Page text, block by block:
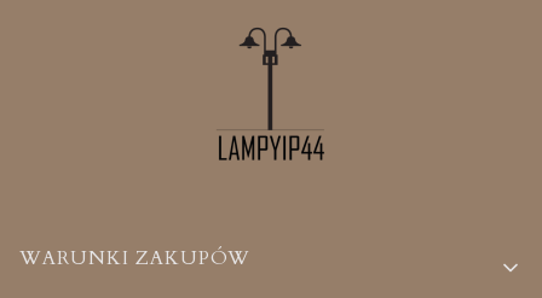
Linki w stopce
WARUNKI ZAKUPÓW